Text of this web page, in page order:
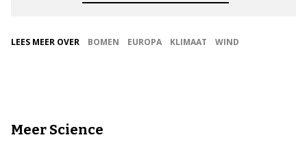
LEES MEER OVER BOMEN EUROPA KLIMAAT WIND
Meer Science